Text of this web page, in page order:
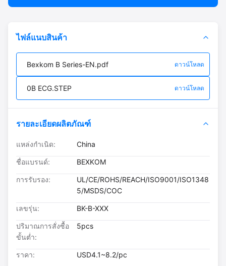
ไฟล์แนบสินค้า
Bexkom B Series-EN.pdf ดาวน์โหลด
0B ECG.STEP ดาวน์โหลด
รายละเอียดผลิตภัณฑ์
แหล่งกำเนิด: China
ชื่อแบรนด์: BEXKOM
การรับรอง:
UL/CE/ROHS/REACH/ISO9001/ISO1348
5/MSDS/COC
เลขรุ่น: BK-B-XXX
ปริมาณการสั่งซื้อ
ขั้นต่ำ:
5pcs
ราคา: USD4.1~8.2/pc